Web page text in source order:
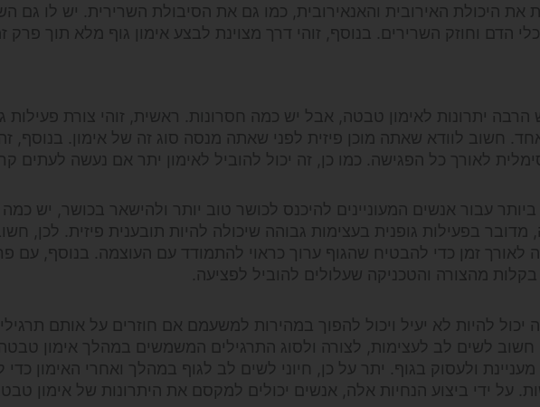
את היכולת האירובית והאנאירובית, כמו גם את הסיבולת השרירית. יש לו גם
הדם וחוזק השרירים. בנוסף, זוהי דרך מצוינת לבצע אימון גוף מלא תוך פרק
הרבה יתרונות לאימון טבטה, אבל יש כמה חסרונות. ראשית, זוהי צורת פעילות
חשוב לוודא שאתה מוכן פיזית לפני שאתה מנסה סוג זה של אימון. בנוסף, זה
לאורך כל הפגישה. כמו כן, זה יכול להוביל לאימון יתר אם נעשה לעתים
עבור אנשים המעוניינים להיכנס לכושר טוב יותר ולהישאר בכושר, יש
בפעילות גופנית בעצימות גבוהה שיכולה להיות תובענית פיזית. לכן,
לאורך זמן כדי להבטיח שהגוף ערוך כראוי להתמודד עם העוצמה. בנוסף, עם
מהצורה והטכניקה שעלולים להוביל לפציעה.
להיות לא יעיל ויכול להפוך במהירות למשעמם אם חוזרים על אותם
לשים לב לעצימות, לצורה ולסוג התרגילים המשמשים במהלך אימון
ולעסוק בגוף. יתר על כן, חיוני לשים לב לגוף במהלך ואחרי האימון כדי
על ידי ביצוע הנחיות אלה, אנשים יכולים למקסם את היתרונות של אימון